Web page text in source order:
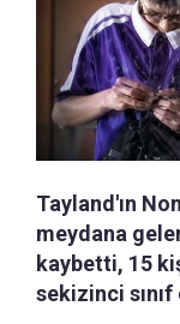
Tayland'ın
meydana
kaybetti, 15
sekizinci